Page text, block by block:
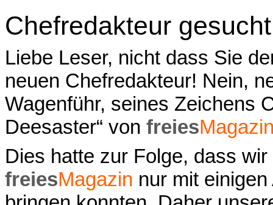
Chefredakteur
Liebe Leser, nicht dass Sie
neuen Chefredakteur! Nein,
Wagenführ, seines Zeichens
Deesaster“ von freies
Dies hatte zur Folge, dass
freiesMagazin nur mit